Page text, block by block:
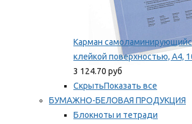
Карман
клейкой поверхностью, A4,
3 124.70 руб
СкрытьПоказать все
БУМАЖНО-БЕЛОВАЯ ПРОДУКЦИЯ
Блокноты и тетради